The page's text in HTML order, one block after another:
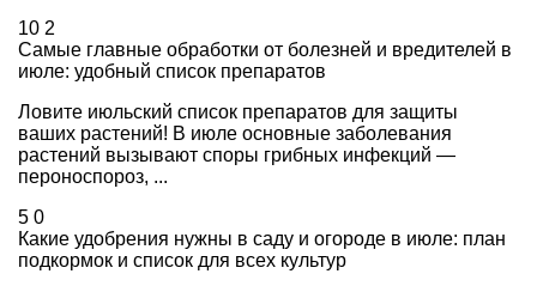
10 2
Самые главные обработки от болезней и вредителей в
июле: удобный список препаратов
Ловите июльский список препаратов для защиты
ваших растений! В июле основные заболевания
растений вызывают споры грибных инфекций —
пероноспороз, ...
5 0
Какие удобрения нужны в саду и огороде в июле: план
подкормок и список для всех культур